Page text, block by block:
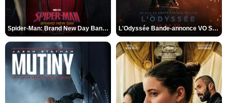
Spider-Man: Brand New Day Bande-annonce VO STFR L'Odyssée Bande-annonce VO STFR